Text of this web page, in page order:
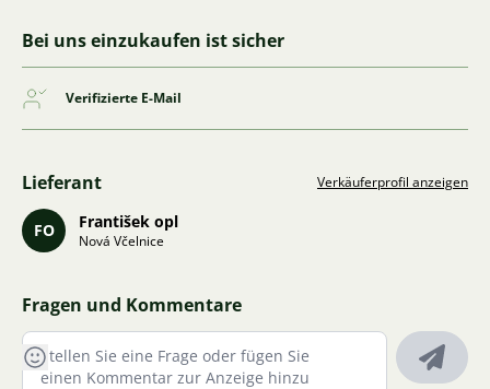
Bei uns einzukaufen ist sicher
Verifizierte E-Mail
Lieferant Verkäuferprofil anzeigen
FO František opl
Nová Včelnice
Fragen und Kommentare